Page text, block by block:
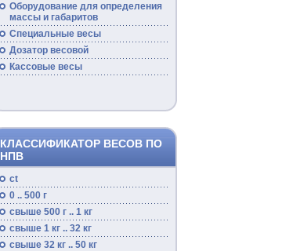
Оборудование для определения
массы и габаритов
Специальные весы
Дозатор весовой
Кассовые весы
КЛАССИФИКАТОР ВЕСОВ ПО
НПВ
ct
0 .. 500 г
свыше 500 г .. 1 кг
свыше 1 кг .. 32 кг
свыше 32 кг .. 50 кг